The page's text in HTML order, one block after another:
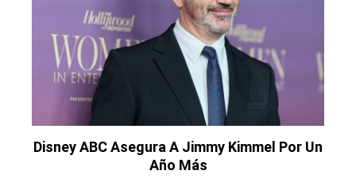
Disney ABC Asegura A Jimmy Kimmel Por Un
Año Más